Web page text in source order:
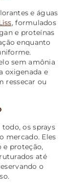
e águas
, formulados
e proteínas
enquanto
sem amônia
oxigenada e
ressecar ou
os sprays
mercado. Eles
e proteção,
até
o